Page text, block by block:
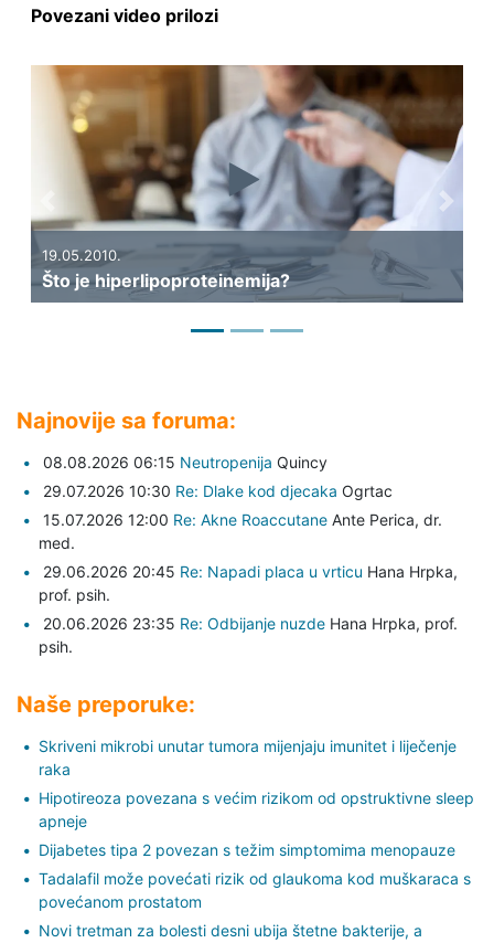
Povezani video prilozi
19.05.2010.
Što je hiperlipoproteinemija?
Previous Next
Najnovije sa foruma:
08.08.2026 06:15 Neutropenija Quincy
29.07.2026 10:30 Re: Dlake kod djecaka Ogrtac
15.07.2026 12:00 Re: Akne Roaccutane Ante Perica, dr.
med.
29.06.2026 20:45 Re: Napadi placa u vrticu Hana Hrpka,
prof. psih.
20.06.2026 23:35 Re: Odbijanje nuzde Hana Hrpka, prof.
psih.
Naše preporuke:
Skriveni mikrobi unutar tumora mijenjaju imunitet i liječenje
raka
Hipotireoza povezana s većim rizikom od opstruktivne sleep
apneje
Dijabetes tipa 2 povezan s težim simptomima menopauze
Tadalafil može povećati rizik od glaukoma kod muškaraca s
povećanom prostatom
Novi tretman za bolesti desni ubija štetne bakterije, a